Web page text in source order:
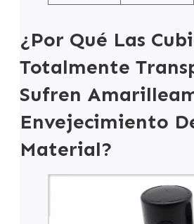
¿Por Qué Las
Totalmente
Sufren
Envejecimiento
Material?